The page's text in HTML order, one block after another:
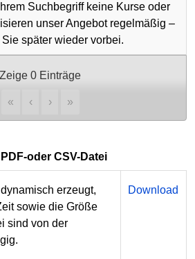
Suchbegriff keine Kurse oder
unser Angebot regelmäßig –
später wieder vorbei.
Zeige 0 Einträge
« ‹ › »
oder CSV-Datei
erzeugt,
sowie die Größe
sind von der
Download